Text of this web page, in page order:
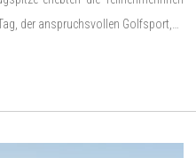
der anspruchsvollen Golfsport,…